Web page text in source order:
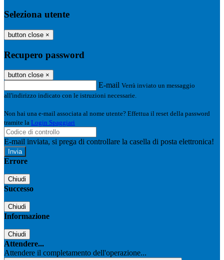
Seleziona utente
button close ×
Recupero password
button close ×
E-mail Verrà inviato un messaggio
all'indirizzo indicato con le istruzioni necessarie.
Non hai una e-mail associata al nome utente? Effettua il reset della password
tramite la Login Spaggiari
E-mail inviata, si prega di controllare la casella di posta elettronica!
Errore
Chiudi
Successo
Chiudi
Informazione
Chiudi
Attendere...
Attendere il completamento dell'operazione...